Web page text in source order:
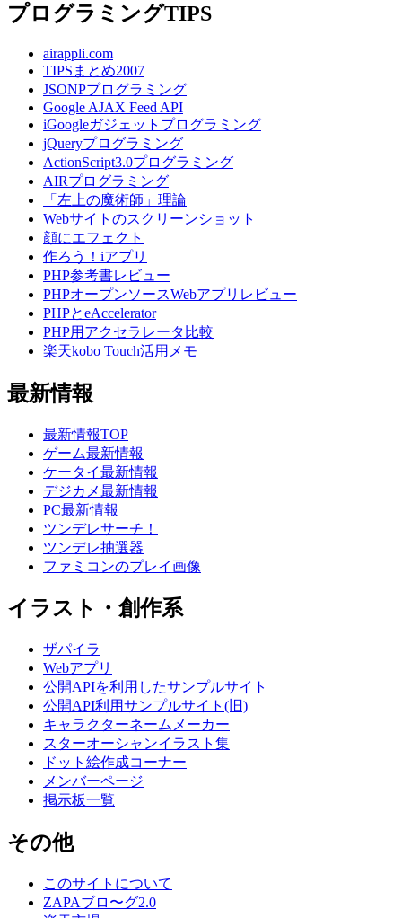
プログラミングTIPS
airappli.com
TIPSまとめ2007
JSONPプログラミング
Google AJAX Feed API
iGoogleガジェットプログラミング
jQueryプログラミング
ActionScript3.0プログラミング
AIRプログラミング
「左上の魔術師」理論
Webサイトのスクリーンショット
顔にエフェクト
作ろう！iアプリ
PHP参考書レビュー
PHPオープンソースWebアプリレビュー
PHPとeAccelerator
PHP用アクセラレータ比較
楽天kobo Touch活用メモ
最新情報
最新情報TOP
ゲーム最新情報
ケータイ最新情報
デジカメ最新情報
PC最新情報
ツンデレサーチ！
ツンデレ抽選器
ファミコンのプレイ画像
イラスト・創作系
ザパイラ
Webアプリ
公開APIを利用したサンプルサイト
公開API利用サンプルサイト(旧)
キャラクターネームメーカー
スターオーシャンイラスト集
ドット絵作成コーナー
メンバーページ
掲示板一覧
その他
このサイトについて
ZAPAブロ〜グ2.0